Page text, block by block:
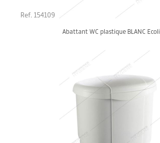
Ref. 154109
Abattant WC plastique BLANC